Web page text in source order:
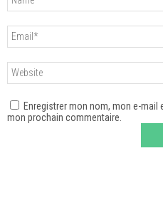
Enregistrer mon nom, mon e-
mon prochain commentaire.